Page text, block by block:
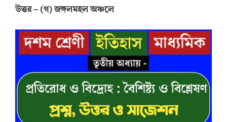
উত্তর– (গ) জঙ্গলমহল অঞ্চলে